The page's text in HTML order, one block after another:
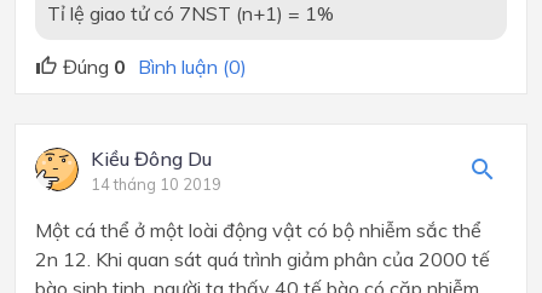
Tỉ lệ giao tử có 7NST (n+1) = 1%
Đúng 0 Bình luận (0)
Kiều Đông Du
14 tháng 10 2019
Một cá thể ở một loài động vật có bộ nhiễm sắc thể
2n 12. Khi quan sát quá trình giảm phân của 2000 tế
bào sinh tinh, người ta thấy 40 tế bào có cặp nhiễm